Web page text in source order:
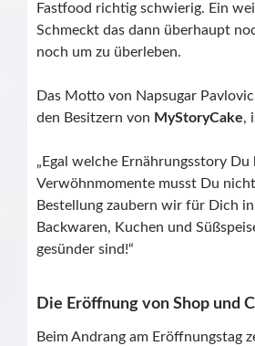
Fastfood richtig schwierig. Ein
Schmeckt das dann überhaupt
noch um zu überleben.
Das Motto von Napsugar
den Besitzern von MyStoryCake,
„Egal welche Ernährungsstory Du
Verwöhnmomente musst Du
Bestellung zaubern wir für Dich
Backwaren, Kuchen und
gesünder sind!“
Die Eröffnung von Shop und
Beim Andrang am Eröffnungstag